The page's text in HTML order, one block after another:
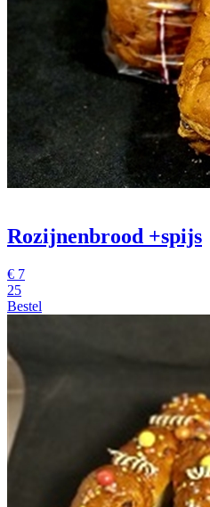
Rozijnenbrood +spijs
€ 7
25
Bestel